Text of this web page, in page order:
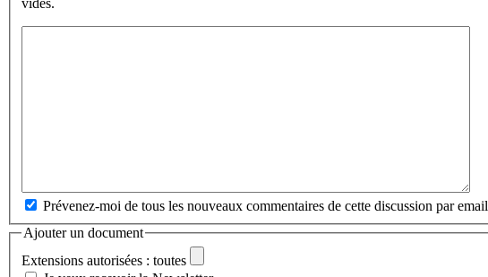
vides.
Prévenez-moi de tous les nouveaux commentaires de cette discussion par email
Ajouter un document
Extensions autorisées : toutes